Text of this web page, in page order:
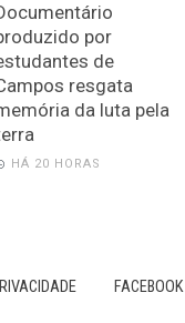
por
de
resgata
da luta pela
HÁ 20 HORAS
FACEBOOK